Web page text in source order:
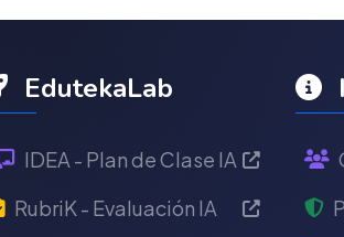
EdutekaLab
IDEA - Plan de Clase IA
RubriK - Evaluación IA